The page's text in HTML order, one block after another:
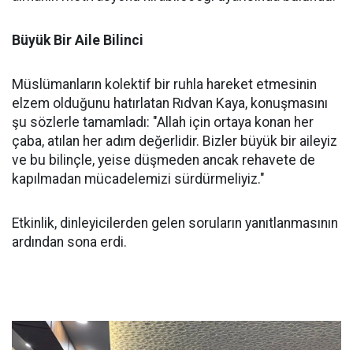
Büyük Bir Aile Bilinci
Müslümanların kolektif bir ruhla hareket etmesinin
elzem olduğunu hatırlatan Rıdvan Kaya, konuşmasını
şu sözlerle tamamladı: "Allah için ortaya konan her
çaba, atılan her adım değerlidir. Bizler büyük bir aileyiz
ve bu bilinçle, yeise düşmeden ancak rehavete de
kapılmadan mücadelemizi sürdürmeliyiz."
Etkinlik, dinleyicilerden gelen soruların yanıtlanmasının
ardından sona erdi.